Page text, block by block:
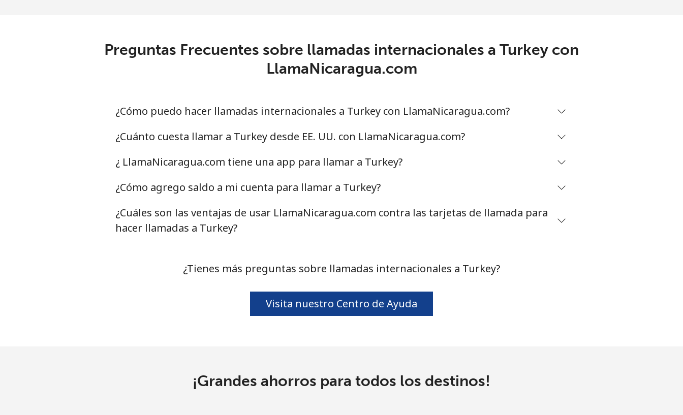
Línea fija ⁦116.5¢⁩ 8 min por ⁦€10⁩ -
8 min por ⁦€10⁩
Línea fija ⁦6.9¢⁩ 144 min por ⁦€10⁩
Celular ⁦20.5¢⁩ 48 min por ⁦€10⁩
Tunisia
Línea fija ⁦94.5¢⁩ 10 min por ⁦€10⁩ -
222 min por ⁦€10⁩
⁦26.9¢⁩ 37 min por ⁦€10⁩
Preguntas Frecuentes sobre llamadas internacionales a Turkey con
LlamaNicaragua.com
¿Cómo puedo hacer llamadas internacionales a Turkey con LlamaNicaragua.com?
¿Cuánto cuesta llamar a Turkey desde EE. UU. con LlamaNicaragua.com?
¿ LlamaNicaragua.com tiene una app para llamar a Turkey?
¿Cómo agrego saldo a mi cuenta para llamar a Turkey?
¿Cuáles son las ventajas de usar LlamaNicaragua.com contra las tarjetas de llamada para
hacer llamadas a Turkey?
¿Tienes más preguntas sobre llamadas internacionales a Turkey?
Visita nuestro Centro de Ayuda
¡Grandes ahorros para todos los destinos!